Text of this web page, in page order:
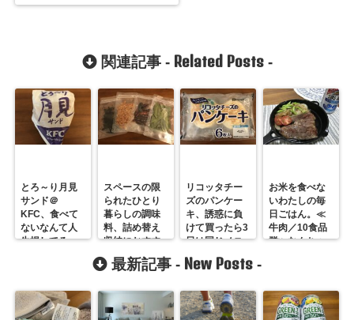
関連記事 - Related Posts-
とろ～り月見
サンド＠
KFC、食べて
ないなんて人
生損してる。
スペースの限
られたひとり
暮らしの調味
料、詰め替え
収納におすす
めするのはセ
イニチ ラミジ
リコッタチー
ズのパンケー
キ、誘惑に負
けて買ったら3
日は同じメニ
お米を食べな
いわたしの毎
日ごはん。≪
牛肉／10食品
群≫なんちゃ
最新記事 - New Posts -